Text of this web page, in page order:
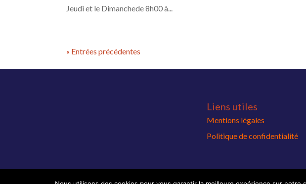
Jeudi et le Dimanchede 8h00 à...
« Entrées précédentes
Liens utiles
Mentions légales
Politique de confidentialité